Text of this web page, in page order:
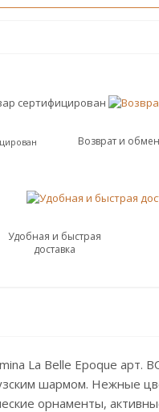
Возврат и
Удобная и быстрая
доставка
La Belle Epoque арт.
шармом. Нежные
орнаменты,